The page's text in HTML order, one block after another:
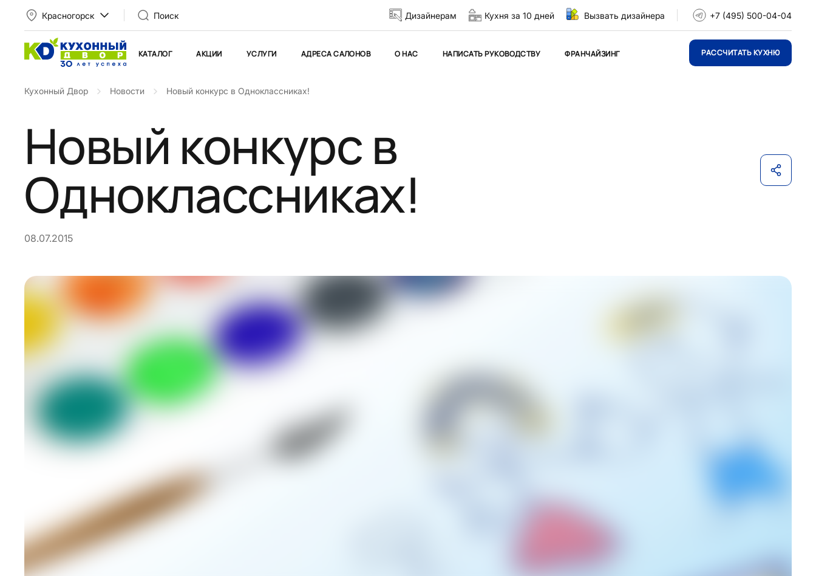
Красногорск Поиск Дизайнерам Кухня за 10 дней Вызвать дизайнера +7 (495) 500-04-04
КАТАЛОГ АКЦИИ УСЛУГИ АДРЕСА САЛОНОВ О НАС НАПИСАТЬ РУКОВОДСТВУ ФРАНЧАЙЗИНГ РАССЧИТАТЬ КУХНЮ
Кухонный Двор Новости Новый конкурс в Одноклассниках!
Новый конкурс в
Одноклассниках!
08.07.2015